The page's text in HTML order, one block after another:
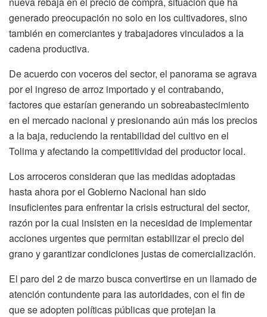
generado preocupación no solo en los cultivadores, sino
también en comerciantes y trabajadores vinculados a la
cadena productiva.
De acuerdo con voceros del sector, el panorama se agrava
por el ingreso de arroz importado y el contrabando,
factores que estarían generando un sobreabastecimiento
en el mercado nacional y presionando aún más los precios
a la baja, reduciendo la rentabilidad del cultivo en el
Tolima y afectando la competitividad del productor local.
Los arroceros consideran que las medidas adoptadas
hasta ahora por el Gobierno Nacional han sido
insuficientes para enfrentar la crisis estructural del sector,
razón por la cual insisten en la necesidad de implementar
acciones urgentes que permitan estabilizar el precio del
grano y garantizar condiciones justas de comercialización.
El paro del 2 de marzo busca convertirse en un llamado de
atención contundente para las autoridades, con el fin de
que se adopten políticas públicas que protejan la